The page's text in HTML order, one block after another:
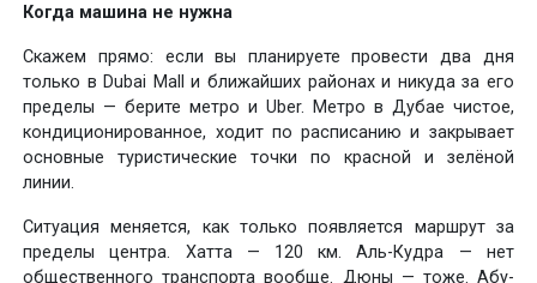
Когда машина не нужна
Скажем прямо: если вы планируете провести два дня
только в Dubai Mall и ближайших районах и никуда за его
пределы — берите метро и Uber. Метро в Дубае чистое,
кондиционированное, ходит по расписанию и закрывает
основные туристические точки по красной и зелёной
линии.
Ситуация меняется, как только появляется маршрут за
пределы центра. Хатта — 120 км. Аль-Кудра — нет
общественного транспорта вообще. Дюны — тоже. Абу-